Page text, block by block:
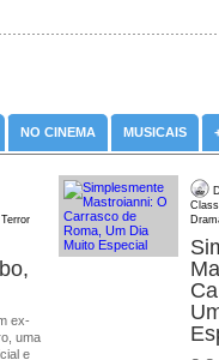
NO CINEMA MUSICAIS
ex-
uma
e